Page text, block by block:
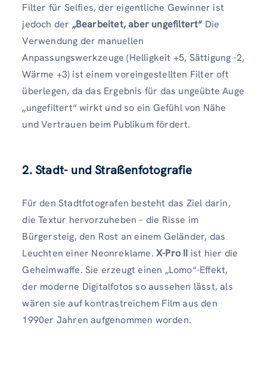
Filter für Selfies, der eigentliche Gewinner ist
jedoch der „Bearbeitet, aber ungefiltert“ Die
Verwendung der manuellen
Anpassungswerkzeuge (Helligkeit +5, Sättigung -2,
Wärme +3) ist einem voreingestellten Filter oft
überlegen, da das Ergebnis für das ungeübte Auge
„ungefiltert“ wirkt und so ein Gefühl von Nähe
und Vertrauen beim Publikum fördert.
2. Stadt- und Straßenfotografie
Für den Stadtfotografen besteht das Ziel darin,
die Textur hervorzuheben – die Risse im
Bürgersteig, den Rost an einem Geländer, das
Leuchten einer Neonreklame. X-Pro II ist hier die
Geheimwaffe. Sie erzeugt einen „Lomo“-Effekt,
der moderne Digitalfotos so aussehen lässt, als
wären sie auf kontrastreichem Film aus den
1990er Jahren aufgenommen worden.